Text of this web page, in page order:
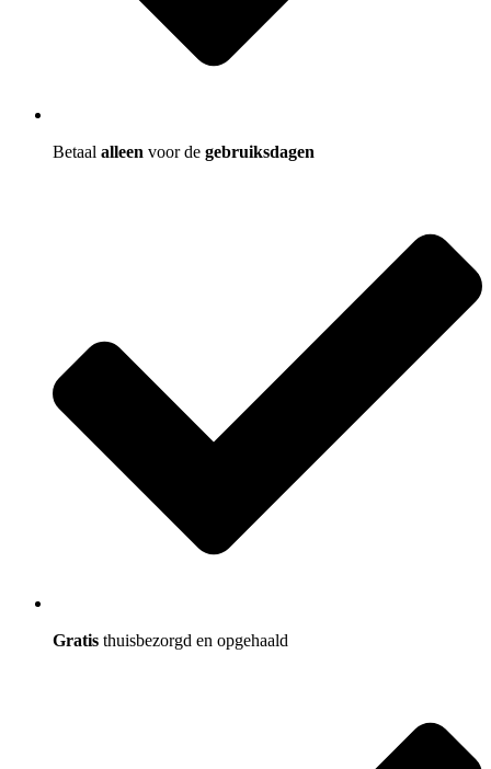
Betaal alleen voor de gebruiksdagen
Gratis thuisbezorgd en opgehaald